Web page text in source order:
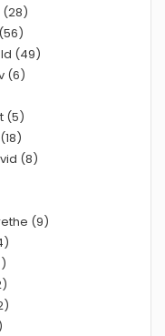
(28)
(49)
(6)
(5)
(8)
(9)